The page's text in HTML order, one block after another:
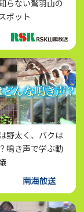
らない鷲羽山の
ポット
野太く、バクは
鳴き声で学ぶ動